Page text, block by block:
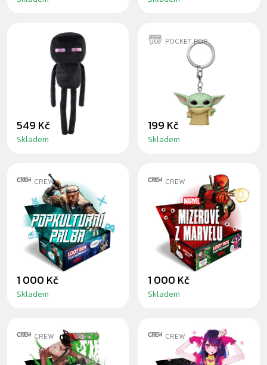
MINECRAFT
ENDERMAN -
PLYŠÁK 30CM
549 Kč
Skladem
POCKET POP
THE CHILD -
PŘÍVĚSEK NA
199 Kč
Skladem
CREW
LOOT BOX PLNÝ
KOMIKSŮ:
POPKULTURNÍ
PALBA
1 000 Kč
Skladem
CREW
LOOT BOX PLNÝ
KOMIKSŮ:
MIZEROVÉ Z
MARVELU
1 000 Kč
Skladem
CREW
LOOT BOX PLNÝ
CREW
LOOT BOX PLNÝ